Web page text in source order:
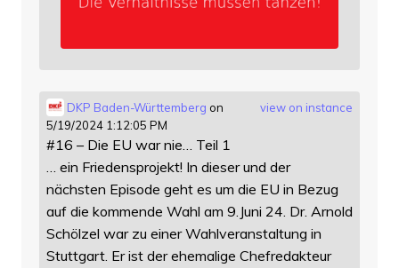
view on instance
DKP Baden-Württemberg on
5/19/2024 1:12:05 PM
#16 – Die EU war nie… Teil 1
… ein Friedensprojekt! In dieser und der
nächsten Episode geht es um die EU in Bezug
auf die kommende Wahl am 9.Juni 24. Dr. Arnold
Schölzel war zu einer Wahlveranstaltung in
Stuttgart. Er ist der ehemalige Chefredakteur